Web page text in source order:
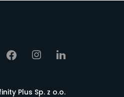
Plus Sp. z o.o.